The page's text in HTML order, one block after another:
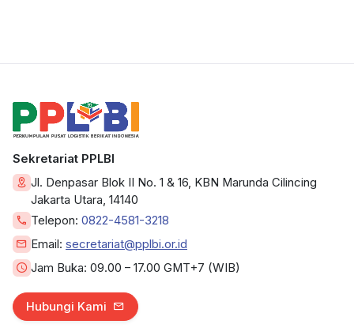
Sekretariat PPLBI
Jl. Denpasar Blok II No. 1 & 16, KBN Marunda Cilincing
Jakarta Utara, 14140
Telepon: 0822-4581-3218
Email: secretariat@pplbi.or.id
Jam Buka: 09.00 – 17.00 GMT+7 (WIB)
Hubungi Kami